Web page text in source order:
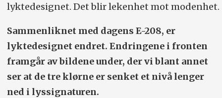
min.
Lengde/bredde/høyde (cm):
406/175/143
Bagasjevolum (liter):309
Vekt/hengervekt/taklast (kg):
lyktedesignet. Det blir lekenhet mot modenhet.
Sammenliknet med dagens E-208, er
lyktedesignet endret. Endringene i fronten
framgår av bildene under, der vi blant annet
ser at de tre klørne er senket et nivå lenger
ned i lyssignaturen.